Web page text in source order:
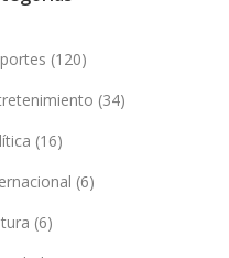
(120)
(34)
(16)
(6)
(6)